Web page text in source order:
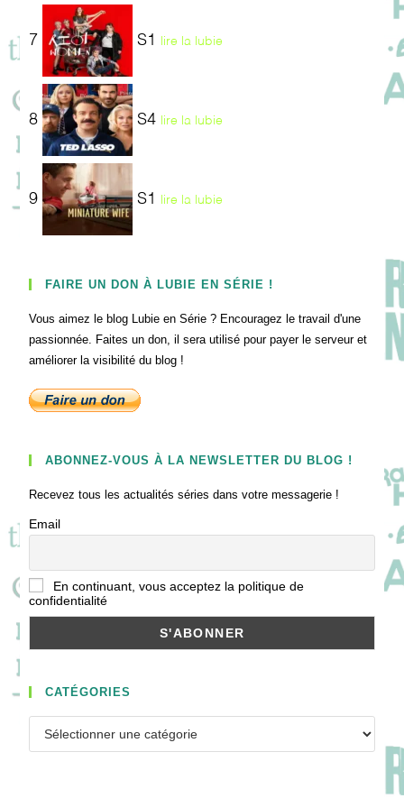
7 S1 lire la lubie
8 S4 lire la lubie
9 S1 lire la lubie
FAIRE UN DON À LUBIE EN SÉRIE !
Vous aimez le blog Lubie en Série ? Encouragez le travail d'une
passionnée. Faites un don, il sera utilisé pour payer le serveur et
améliorer la visibilité du blog !
ABONNEZ-VOUS À LA NEWSLETTER DU BLOG !
Recevez tous les actualités séries dans votre messagerie !
Email
En continuant, vous acceptez la politique de
confidentialité
CATÉGORIES